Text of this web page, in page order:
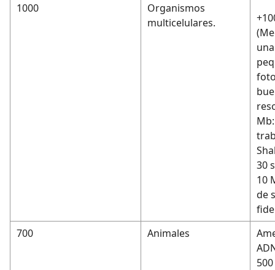
1000
Organismos
multicelulares.
30
10
de
700
Animales